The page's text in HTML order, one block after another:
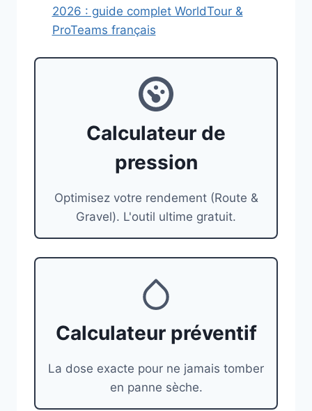
2026 : guide complet WorldTour &
ProTeams français
Calculateur de
pression
Optimisez votre rendement (Route &
Gravel). L'outil ultime gratuit.
Calculateur préventif
La dose exacte pour ne jamais tomber
en panne sèche.